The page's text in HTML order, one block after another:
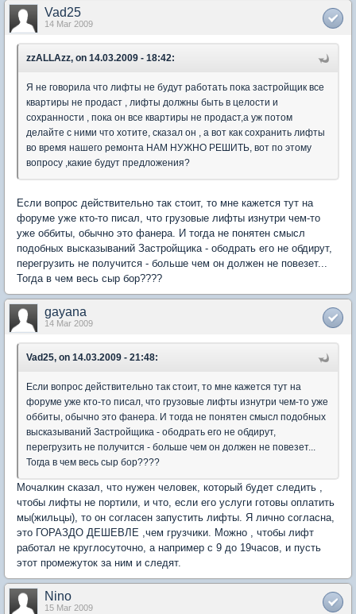
Vad25
14 Mar 2009
zzALLAzz, on 14.03.2009 - 18:42:
Я не говорила что лифты не будут работать пока застройщик все
квартиры не продаст , лифты должны быть в целости и
сохранности , пока он все квартиры не продаст,а уж потом
делайте с ними что хотите, сказал он , а вот как сохранить лифты
во время нашего ремонта НАМ НУЖНО РЕШИТЬ, вот по этому
вопросу ,какие будут предложения?
Если вопрос действительно так стоит, то мне кажется тут на
форуме уже кто-то писал, что грузовые лифты изнутри чем-то
уже оббиты, обычно это фанера. И тогда не понятен смысл
подобных высказываний Застройщика - ободрать его не обдирут,
перегрузить не получится - больше чем он должен не повезет...
Тогда в чем весь сыр бор????
gayana
14 Mar 2009
Vad25, on 14.03.2009 - 21:48:
Если вопрос действительно так стоит, то мне кажется тут на
форуме уже кто-то писал, что грузовые лифты изнутри чем-то уже
оббиты, обычно это фанера. И тогда не понятен смысл подобных
высказываний Застройщика - ободрать его не обдирут,
перегрузить не получится - больше чем он должен не повезет...
Тогда в чем весь сыр бор????
Мочалкин сказал, что нужен человек, который будет следить ,
чтобы лифты не портили, и что, если его услуги готовы оплатить
мы(жильцы), то он согласен запустить лифты. Я лично согласна,
это ГОРАЗДО ДЕШЕВЛЕ ,чем грузчики. Можно , чтобы лифт
работал не круглосуточно, а например с 9 до 19часов, и пусть
этот промежуток за ним и следят.
Nino
15 Mar 2009